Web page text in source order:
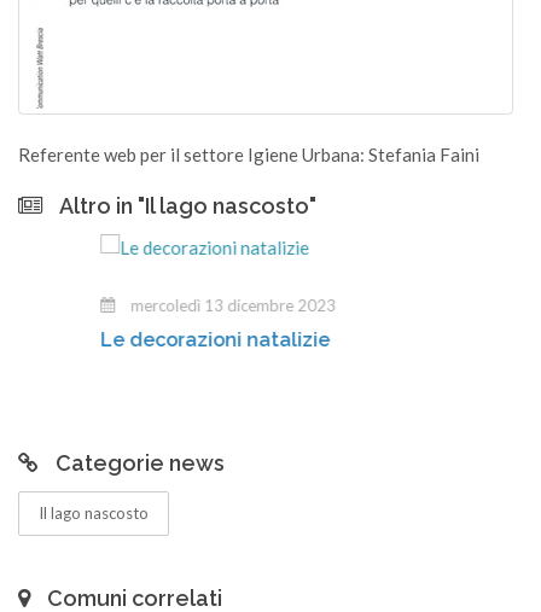
Referente web per il settore Igiene Urbana: Stefania Faini
Altro in "Il lago nascosto"
mercoledì 13 dicembre 2023
Le decorazioni natalizie
Categorie news
Il lago nascosto
Comuni correlati